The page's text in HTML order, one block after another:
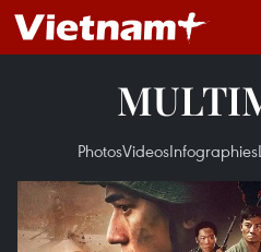
PhotosVideosInfographies